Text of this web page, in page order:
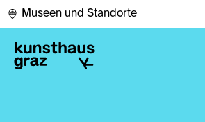
Museen und Standorte